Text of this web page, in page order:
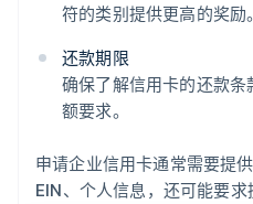
符的类别提供更高的奖励。
还款期限
确保了解信用卡的还款
额要求。
申请企业信用卡通常需要提
EIN、个人信息，还可能要